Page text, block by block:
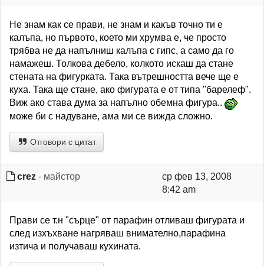
Не знам как се прави, не знам и какъв точно ти е
калъпа, но първото, което ми хрумва е, че просто
трябва не да напълниш калъпа с гипс, а само да го
намажеш. Толкова дебело, колкото искаш да стане
стената на фигурката. Така вътрешността вече ще е
куха. Така ще стане, ако фигурата е от типа "барелеф".
Виж ако става дума за напълно обемна фигура..
може би с надуване, ама ми се вижда сложно.
Отговори с цитат
crez - майстор
ср фев 13, 2008
8:42 am
Прави се т.н "сърце" от парафин отливаш фигурата и
след изхъхване нагряваш внимателно,парафина
изтича и получаваш кухината.